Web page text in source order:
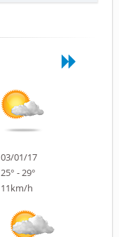
03/01/17
25° - 29°
11km/h